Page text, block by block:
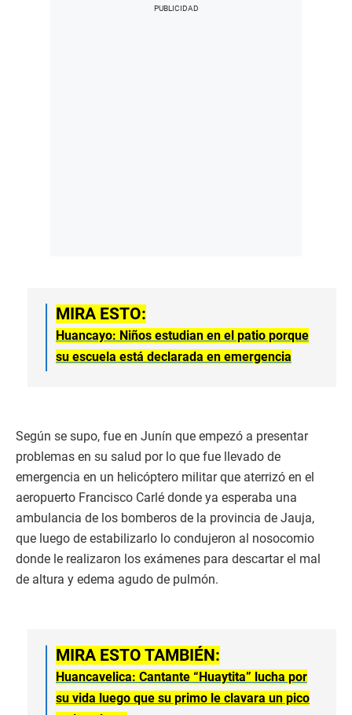
MIRA ESTO:
Huancayo: Niños estudian en el patio porque
su escuela está declarada en emergencia
Según se supo, fue en Junín que empezó a presentar
problemas en su salud por lo que fue llevado de
emergencia en un helicóptero militar que aterrizó en el
aeropuerto Francisco Carlé donde ya esperaba una
ambulancia de los bomberos de la provincia de Jauja,
que luego de estabilizarlo lo condujeron al nosocomio
donde le realizaron los exámenes para descartar el mal
de altura y edema agudo de pulmón.
MIRA ESTO TAMBIÉN:
Huancavelica: Cantante “Huaytita” lucha por
su vida luego que su primo le clavara un pico